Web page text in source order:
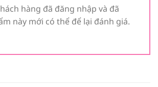
hàng đã đăng nhập và đã
này mới có thể để lại đánh giá.